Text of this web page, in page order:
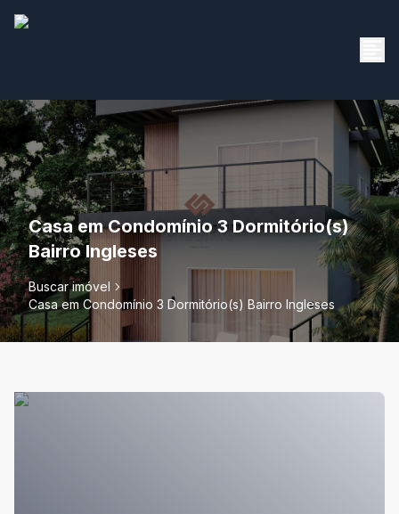
Casa em Condomínio 3 Dormitório(s)
Bairro Ingleses
Buscar imóvel
Casa em Condomínio 3 Dormitório(s) Bairro Ingleses